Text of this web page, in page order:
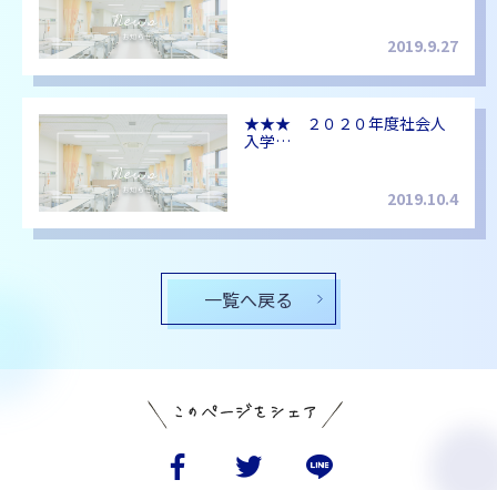
2019.9.27
一覧へ戻る
★★★ ２０２０年度社会人
入学…
2019.10.4